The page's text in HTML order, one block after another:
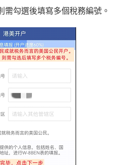
需勾選後填寫多個稅務編號。